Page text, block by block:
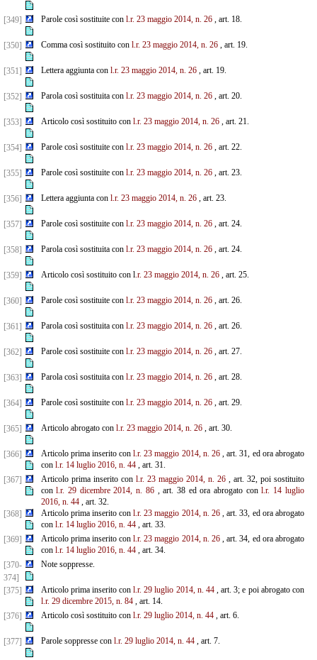
[349] Parole così sostituite con l.r. 23 maggio 2014, n. 26, art. 18.
[350] Comma così sostituito con l.r. 23 maggio 2014, n. 26, art. 19.
[351] Lettera aggiunta con l.r. 23 maggio 2014, n. 26, art. 19.
[352] Parola così sostituita con l.r. 23 maggio 2014, n. 26, art. 20.
[353] Articolo così sostituito con l.r. 23 maggio 2014, n. 26, art. 21.
[354] Parole così sostituite con l.r. 23 maggio 2014, n. 26, art. 22.
[355] Parole così sostituite con l.r. 23 maggio 2014, n. 26, art. 23.
[356] Lettera aggiunta con l.r. 23 maggio 2014, n. 26, art. 23.
[357] Parole così sostituite con l.r. 23 maggio 2014, n. 26, art. 24.
[358] Parola così sostituita con l.r. 23 maggio 2014, n. 26, art. 24.
[359] Articolo così sostituito con l.r. 23 maggio 2014, n. 26, art. 25.
[360] Parole così sostituite con l.r. 23 maggio 2014, n. 26, art. 26.
[361] Parola così sostituita con l.r. 23 maggio 2014, n. 26, art. 26.
[362] Parole così sostituite con l.r. 23 maggio 2014, n. 26, art. 27.
[363] Parola così sostituita con l.r. 23 maggio 2014, n. 26, art. 28.
[364] Parole così sostituite con l.r. 23 maggio 2014, n. 26, art. 29.
[365] Articolo abrogato con l.r. 23 maggio 2014, n. 26, art. 30.
[366] Articolo prima inserito conl.r. 23 maggio 2014, n. 26, art. 31, ed ora abrogato
con l.r. 14 luglio 2016, n. 44, art. 31.
[367]
Articolo prima inserito con l.r. 23 maggio 2014, n. 26, art. 32, poi sostituito
conl.r. 29 dicembre 2014, n. 86, art. 38 ed ora abrogato conl.r. 14 luglio
2016, n. 44, art. 32.
[368]
Articolo prima inserito conl.r. 23 maggio 2014, n. 26, art. 33, ed ora abrogato
con l.r. 14 luglio 2016, n. 44, art. 33.
[369]
Articolo prima inserito conl.r. 23 maggio 2014, n. 26, art. 34, ed ora abrogato
con l.r. 14 luglio 2016, n. 44, art. 34.
[370-
374]
Note soppresse.
[375] Articolo prima inserito conl.r. 29 luglio 2014, n. 44, art. 3; e poi abrogato con
l.r. 29 dicembre 2015, n. 84, art. 14.
[376]
Articolo così sostituito con l.r. 29 luglio 2014, n. 44, art. 6.
[377] Parole soppresse con l.r. 29 luglio 2014, n. 44, art. 7.